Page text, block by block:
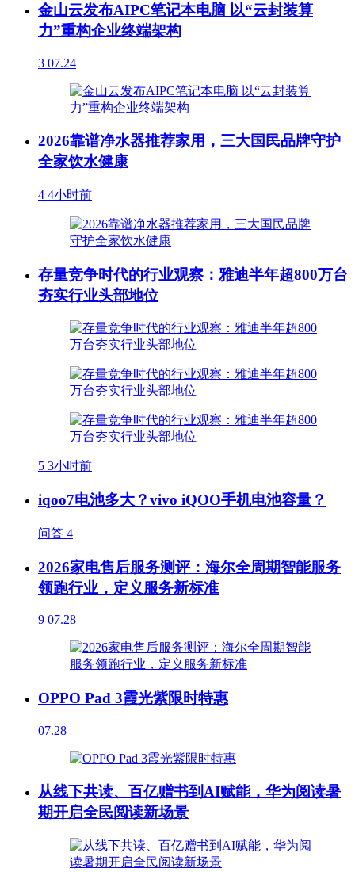
金山云发布AIPC笔记本电脑 以“云封装算
力”重构企业终端架构
3 07.24
2026靠谱净水器推荐家用，三大国民品牌守护
全家饮水健康
4 4小时前
存量竞争时代的行业观察：雅迪半年超800万台
夯实行业头部地位
5 3小时前
iqoo7电池多大？vivo iQOO手机电池容量？
问答 4
2026家电售后服务测评：海尔全周期智能服务
领跑行业，定义服务新标准
9 07.28
OPPO Pad 3霞光紫限时特惠
07.28
从线下共读、百亿赠书到AI赋能，华为阅读暑
期开启全民阅读新场景